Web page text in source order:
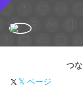
つな
𝕏 ページ